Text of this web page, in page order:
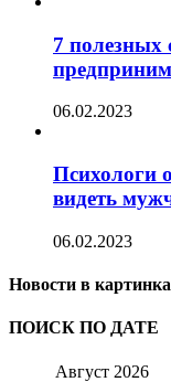
7 полезных
06.02.2023
Психологи
видеть
06.02.2023
Новости в
ПОИСК ПО ДАТЕ
Август 2026